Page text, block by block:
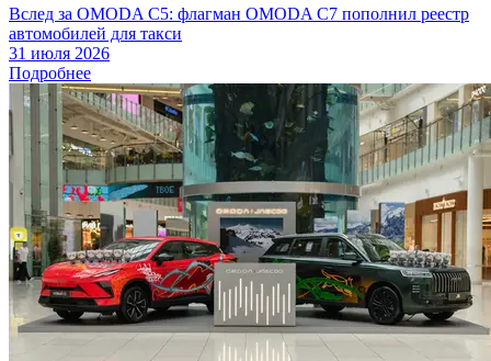
Вслед за OMODA C5: флагман OMODA C7 пополнил реестр
автомобилей для такси
31 июля 2026
Подробнее